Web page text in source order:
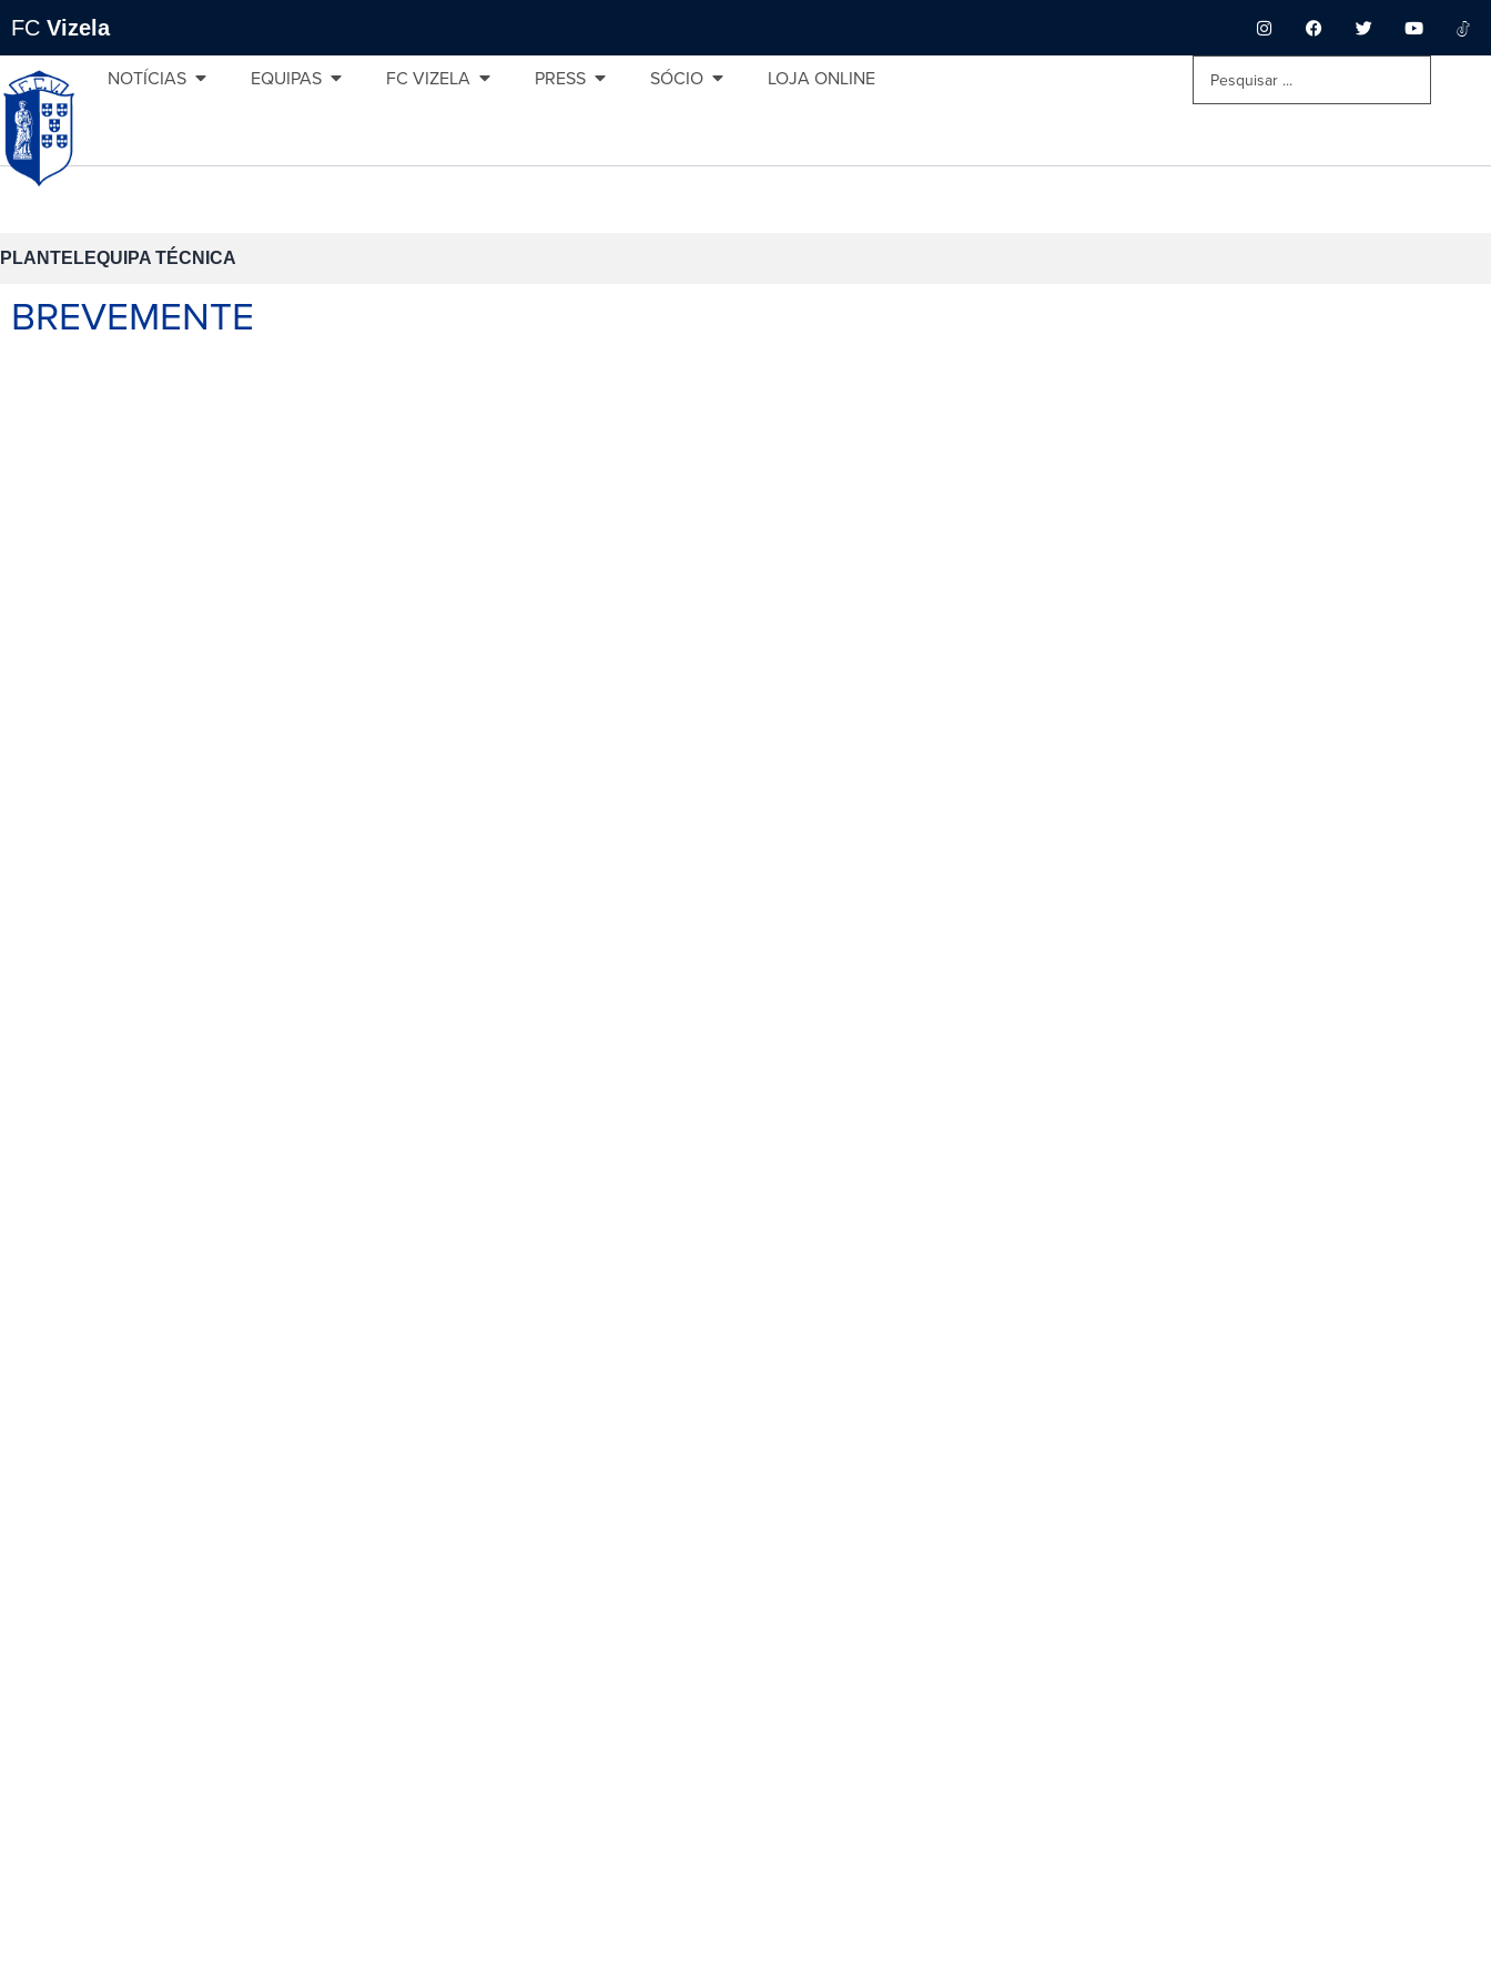
FC Vizela
NOTÍCIAS EQUIPAS FC VIZELA PRESS SÓCIO LOJA ONLINE
PLANTELEQUIPA TÉCNICA
BREVEMENTE